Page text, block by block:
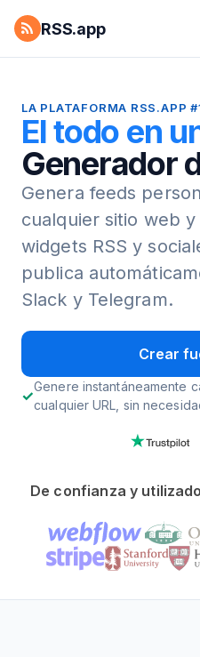
RSS.app
LA PLATAFORMA RSS.APP
El todo en
Generador
Genera feeds
cualquier sitio web
widgets RSS y
publica
Slack y Telegram.
Crear
Genere instantáneamente
cualquier URL, sin
De confianza y